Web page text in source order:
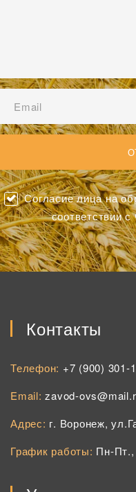
Согласие лица на
соответствии
Контакты
Телефон: +7 (900) 301-
Email:zavod-
Адрес: г. Воронеж,
График работы: Пн-Пт.,